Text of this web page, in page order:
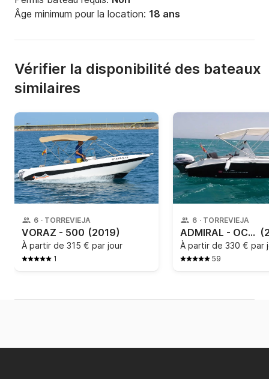
Âge minimum pour la location: 18 ans
Vérifier la disponibilité des bateaux
similaires
6 · TORREVIEJA
VORAZ - 500 (2019)
À partir de 315 € par jour
1
6 · TORREVIEJA
ADMIRAL - OCEAN MASTER 470WA
À partir de 330 € par
59